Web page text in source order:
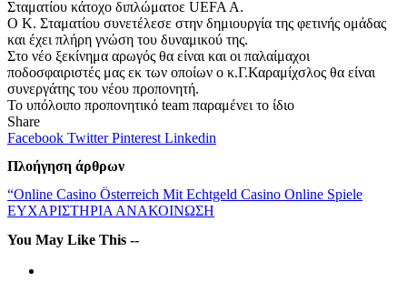
Σταματίου κάτοχο διπλώματοε UEFA A.
Ο Κ. Σταματίου συνετέλεσε στην δημιουργία της φετινής ομάδας
και έχει πλήρη γνώση του δυναμικού της.
Στο νέο ξεκίνημα αρωγός θα είναι και οι παλαίμαχοι
ποδοσφαιριστές μας εκ των οποίων ο κ.Γ.Καραμίχσλος θα είναι
συνεργάτης του νέου προπονητή.
Το υπόλοιπο προπονητικό team παραμένει το ίδιο
Share
Facebook TwitterPinterest Linkedin
Πλοήγηση άρθρων
“Online Casino Österreich Mit Echtgeld Casino Online Spiele
ΕΥΧΑΡΙΣΤΗΡΙΑ ΑΝΑΚΟΙΝΩΣΗ
You May Like This --